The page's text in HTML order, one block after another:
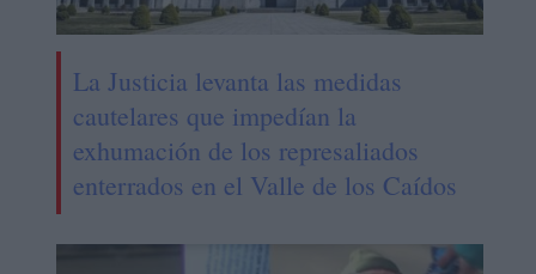
La Justicia levanta las medidas
cautelares que impedían la
exhumación de los represaliados
enterrados en el Valle de los Caídos